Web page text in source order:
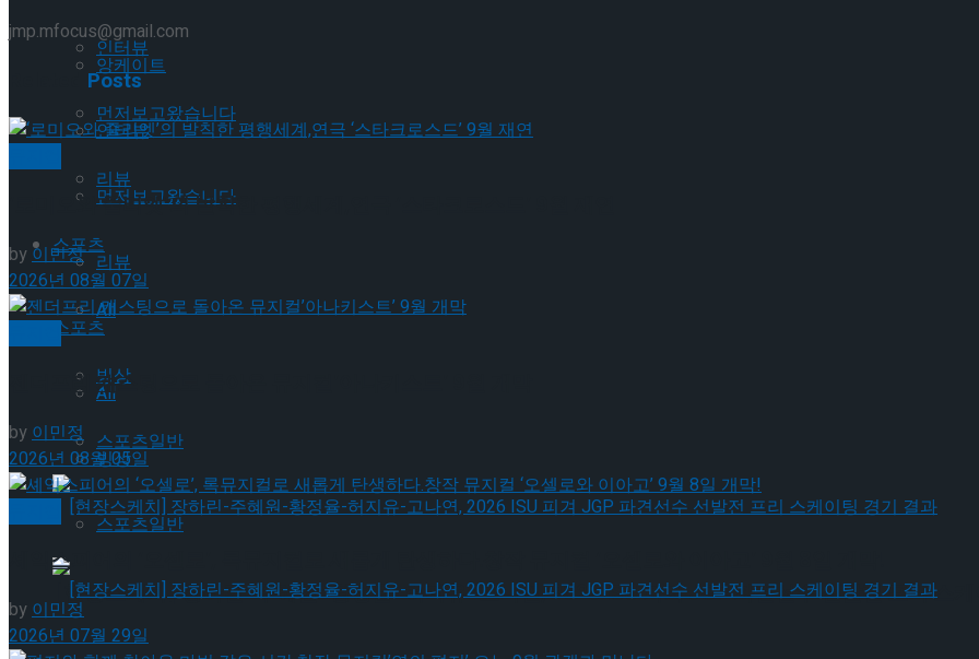
인터뷰
먼저보고왔습니다
리뷰
스포츠
All
빙상
스포츠일반
[현장스케치] 장하린-주혜원-황정율-허지유-고나연, 2026 ISU 피겨 JGP 파견선수 선발전 프리 스케
앙케이트
인터뷰
먼저보고왔습니다
리뷰
스포츠
All
빙상
스포츠일반
jmp.mfocus@gmail.com
Posts
‘로미오와 줄리엣’의 발칙한 평행세계,연극 ‘스타크로스드’ 9월 재연
by이민정
2026년 08월 07일
젠더프리 캐스팅으로 돌아온 뮤지컬’아나키스트’ 9월 개막
by 이민정
2026년 08월 05일
셰익스피어의 ‘오셀로’, 록뮤지컬로 새롭게 탄생하다.창작 뮤지컬 ‘오셀로와 이아고’ 9월 8일 개막!
by이민정
2026년 07월 29일